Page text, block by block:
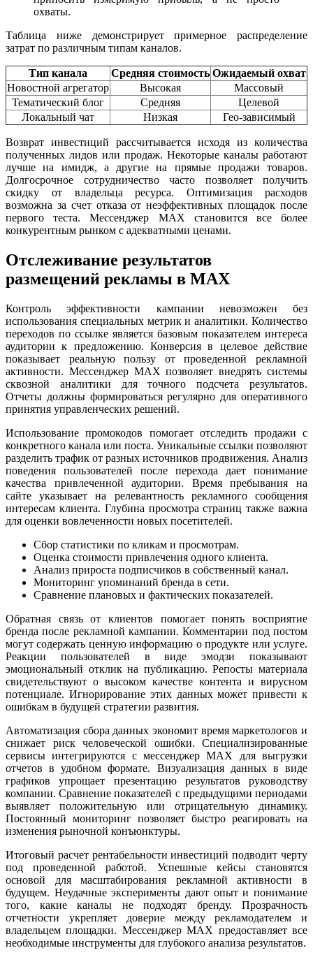
охваты.
Таблица ниже демонстрирует примерное распределение
затрат по различным типам каналов.
Тип канала Средняя стоимость Ожидаемый охват
Новостной агрегатор
Высокая
Массовый
Тематический блог
Средняя
Целевой
Локальный чат
Низкая Гео-зависимый
Возврат инвестиций рассчитывается исходя из количества
полученных лидов или продаж. Некоторые каналы работают
лучше на имидж, а другие на прямые продажи товаров.
Долгосрочное сотрудничество часто позволяет получить
скидку от владельца ресурса. Оптимизация расходов
возможна за счет отказа от неэффективных площадок после
первого теста. Мессенджер MAX становится все более
конкурентным рынком с адекватными ценами.
Отслеживание результатов
размещений рекламы в MAX
Контроль эффективности кампании невозможен без
использования специальных метрик и аналитики. Количество
переходов по ссылке является базовым показателем интереса
аудитории к предложению. Конверсия в целевое действие
показывает реальную пользу от проведенной рекламной
активности. Мессенджер MAX позволяет внедрять системы
сквозной аналитики для точного подсчета результатов.
Отчеты должны формироваться регулярно для оперативного
принятия управленческих решений.
Использование промокодов помогает отследить продажи с
конкретного канала или поста. Уникальные ссылки позволяют
разделить трафик от разных источников продвижения. Анализ
поведения пользователей после перехода дает понимание
качества привлеченной аудитории. Время пребывания на
сайте указывает на релевантность рекламного сообщения
интересам клиента. Глубина просмотра страниц также важна
для оценки вовлеченности новых посетителей.
Сбор статистики по кликам и просмотрам.
Оценка стоимости привлечения одного клиента.
Анализ прироста подписчиков в собственный канал.
Мониторинг упоминаний бренда в сети.
Сравнение плановых и фактических показателей.
Обратная связь от клиентов помогает понять восприятие
бренда после рекламной кампании. Комментарии под постом
могут содержать ценную информацию о продукте или услуге.
Реакции пользователей в виде эмодзи показывают
эмоциональный отклик на публикацию. Репосты материала
свидетельствуют о высоком качестве контента и вирусном
потенциале. Игнорирование этих данных может привести к
ошибкам в будущей стратегии развития.
Автоматизация сбора данных экономит время маркетологов и
снижает риск человеческой ошибки. Специализированные
сервисы интегрируются с мессенджер MAX для выгрузки
отчетов в удобном формате. Визуализация данных в виде
графиков упрощает презентацию результатов руководству
компании. Сравнение показателей с предыдущими периодами
выявляет положительную или отрицательную динамику.
Постоянный мониторинг позволяет быстро реагировать на
изменения рыночной конъюнктуры.
Итоговый расчет рентабельности инвестиций подводит черту
под проведенной работой. Успешные кейсы становятся
основой для масштабирования рекламной активности в
будущем. Неудачные эксперименты дают опыт и понимание
того, какие каналы не подходят бренду. Прозрачность
отчетности укрепляет доверие между рекламодателем и
владельцем площадки. Мессенджер MAX предоставляет все
необходимые инструменты для глубокого анализа результатов.